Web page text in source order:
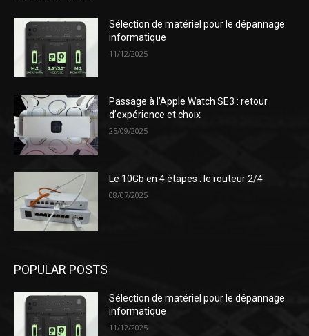
Sélection de matériel pour le dépannage
informatique
11/12/2025
Passage à l’Apple Watch SE3 : retour
d’expérience et choix
25/09/2025
Le 10Gb en 4 étapes : le routeur 2/4
08/07/2025
POPULAR POSTS
Sélection de matériel pour le dépannage
informatique
11/12/2025